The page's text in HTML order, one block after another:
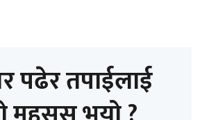
पढेर तपाईलाई